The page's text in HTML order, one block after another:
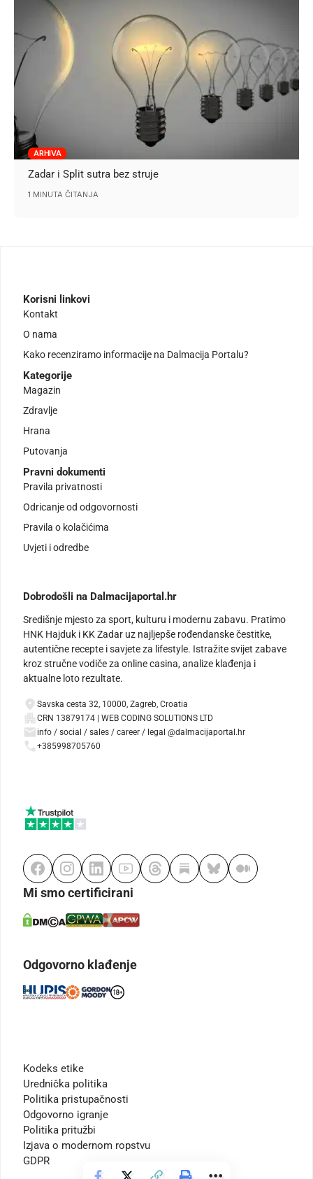
ARHIVA
Zadar i Split sutra bez struje
1 MINUTA ČITANJA
Korisni linkovi
Kontakt
O nama
Kako recenziramo informacije na Dalmacija Portalu?
Kategorije
Magazin
Zdravlje
Hrana
Putovanja
Pravni dokumenti
Pravila privatnosti
Odricanje od odgovornosti
Pravila o kolačićima
Uvjeti i odredbe
Dobrodošli na Dalmacijaportal.hr
Središnje mjesto za sport, kulturu i modernu zabavu. Pratimo
HNK Hajduk i KK Zadar uz najljepše rođendanske čestitke,
autentične recepte i savjete za lifestyle. Istražite svijet zabave
kroz stručne vodiče za online casina, analize klađenja i
aktualne loto rezultate.
Savska cesta 32, 10000, Zagreb, Croatia
CRN 13879174 | WEB CODING SOLUTIONS LTD
info / social / sales / career / legal @dalmacijaportal.hr
+385998705760
Mi smo certificirani
Odgovorno klađenje
Kodeks etike
Urednička politika
Politika pristupačnosti
Odgovorno igranje
Politika pritužbi
Izjava o modernom ropstvu
GDPR